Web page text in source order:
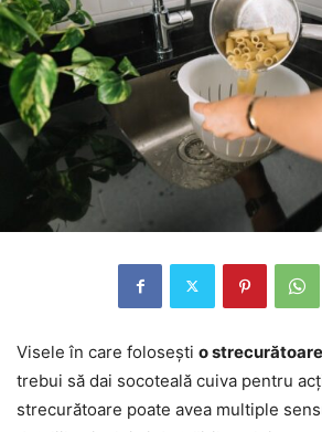
Visele în care folosești o strecurătoare
trebui să dai socoteală cuiva pentru
strecurătoare poate avea multiple